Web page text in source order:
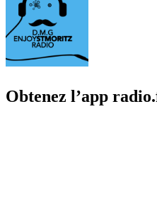
Obtenez l’app